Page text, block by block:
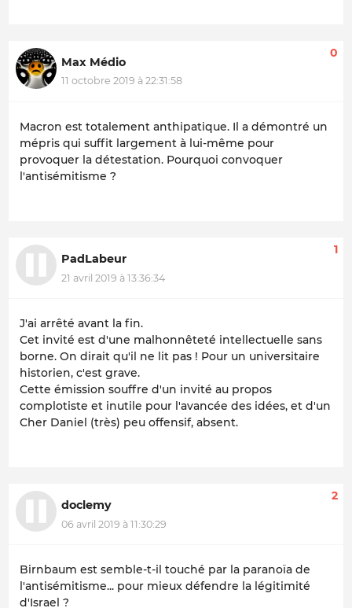
Max Médio
11 octobre 2019 à 22:31:58
0
Macron est totalement anthipatique. Il a démontré un
mépris qui suffit largement à lui-même pour
provoquer la détestation. Pourquoi convoquer
l'antisémitisme ?
PadLabeur
21 avril 2019 à 13:36:34
1
J'ai arrêté avant la fin.
Cet invité est d'une malhonnêteté intellectuelle sans
borne. On dirait qu'il ne lit pas ! Pour un universitaire
historien, c'est grave.
Cette émission souffre d'un invité au propos
complotiste et inutile pour l'avancée des idées, et d'un
Cher Daniel (très) peu offensif, absent.
doclemy
06 avril 2019 à 11:30:29
2
Birnbaum est semble-t-il touché par la paranoïa de
l'antisémitisme... pour mieux défendre la légitimité
d'Israel ?